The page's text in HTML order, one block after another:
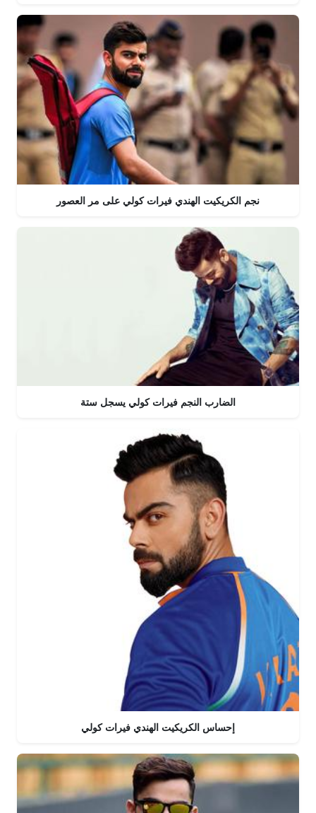
نجم الكريكيت الهندي فيرات كولي على مر العصور
الضارب النجم فيرات كولي يسجل ستة
إحساس الكريكيت الهندي فيرات كولي